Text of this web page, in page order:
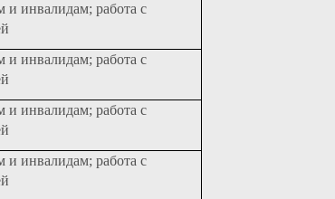
инвалидам; работа с
инвалидам; работа с
инвалидам; работа с
инвалидам; работа с